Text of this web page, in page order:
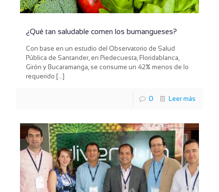
¿Qué tan saludable comen los bumangueses?
Con base en un estudio del Observatorio de Salud
Pública de Santander, en Piedecuesta, Floridablanca,
Girón y Bucaramanga, se consume un 42% menos de lo
requerido […]
0 Leer más